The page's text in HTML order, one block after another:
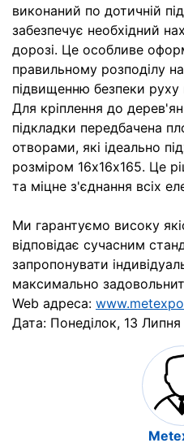
виконаний по дотичній
забезпечує необхідний
дорозі. Це особливе
правильному розподілу
підвищенню безпеки руху
Для кріплення до
підкладки передбачена
отворами, які ідеально
розміром 16х16х165. Це
та міцне з'єднання всіх
Ми гарантуємо високу
відповідає сучасним
запропонувати
максимально
Web адреса:
Дата: Понеділок, 13